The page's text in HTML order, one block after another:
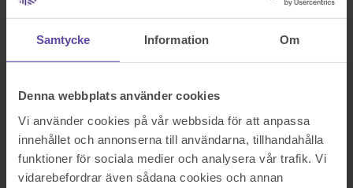
Samtycke Information Om
Denna webbplats använder cookies
Vi använder cookies på vår webbsida för att anpassa
innehållet och annonserna till användarna, tillhandahålla
funktioner för sociala medier och analysera vår trafik. Vi
vidarebefordrar även sådana cookies och annan
Våra kontor
Fråga Digitala Juristen
Nu blev det något fel!
Testa igen och om det fortfarande inte fungerar kontakta oss på
support@familjensjurist.se.
Stäng